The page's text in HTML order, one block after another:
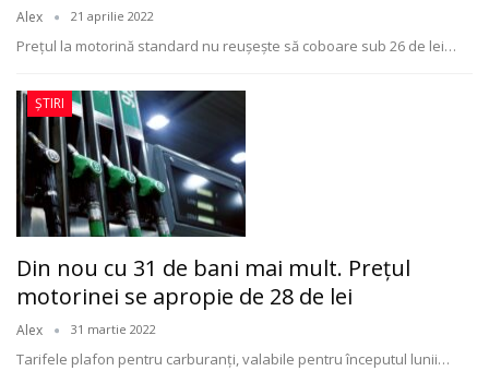
Alex 21 aprilie 2022
Preţul la motorină standard nu reuşeşte să coboare sub 26 de lei…
ȘTIRI
Din nou cu 31 de bani mai mult. Preţul
motorinei se apropie de 28 de lei
Alex 31 martie 2022
Tarifele plafon pentru carburanţi, valabile pentru începutul lunii…